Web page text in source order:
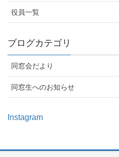
役員一覧
ブログカテゴリ
同窓会だより
同窓生へのお知らせ
Instagram